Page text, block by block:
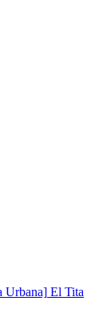
Urbana] El Tita